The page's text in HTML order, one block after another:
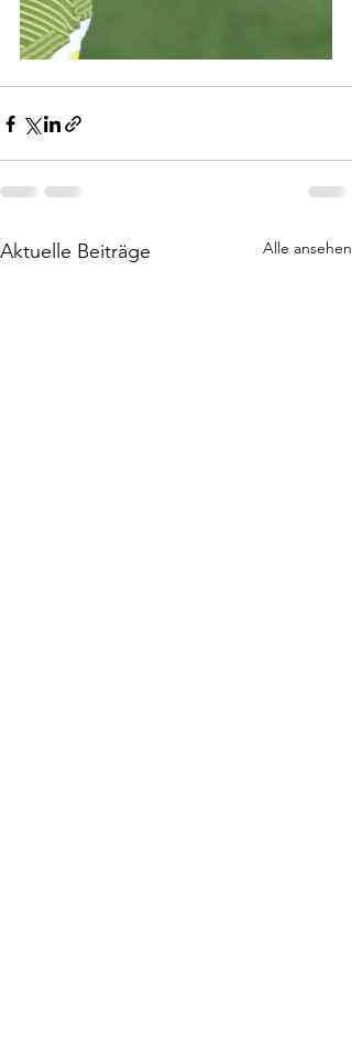
Aktuelle Beiträge Alle ansehen